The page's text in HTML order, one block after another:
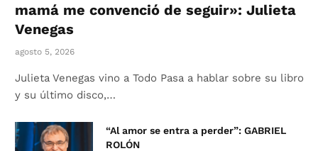
mamá me convenció de seguir»: Julieta
Venegas
agosto 5, 2026
Julieta Venegas vino a Todo Pasa a hablar sobre su libro
y su último disco,…
“Al amor se entra a perder”: GABRIEL
ROLÓN